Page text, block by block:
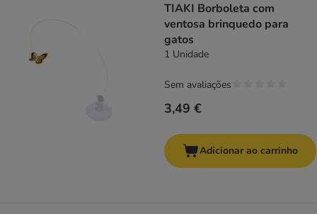
TIAKI Borboleta com
ventosa brinquedo para
gatos
1 Unidade
3,49 €
Sem avaliações
Adicionar ao carrinho